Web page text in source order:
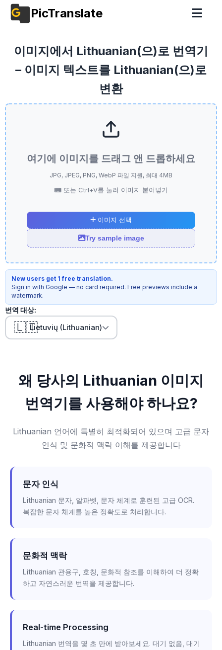
PicTranslate
이미지에서 Lithuanian(으)로 번역기
– 이미지 텍스트를 Lithuanian(으)로
변환
여기에 이미지를 드래그 앤 드롭하세요
JPG, JPEG, PNG, WebP 파일 지원, 최대 4MB
또는 Ctrl+V를 눌러 이미지 붙여넣기
이미지 선택
Try sample image
New users get 1 free translation.
Sign in with Google — no card required. Free previews include a
watermark.
번역 대상:
🇱🇹Lietuvių (Lithuanian)
왜 당사의 Lithuanian 이미지
번역기를 사용해야 하나요?
Lithuanian 언어에 특별히 최적화되어 있으며 고급 문자
인식 및 문화적 맥락 이해를 제공합니다
문자 인식
Lithuanian 문자, 알파벳, 문자 체계로 훈련된 고급 OCR.
복잡한 문자 체계를 높은 정확도로 처리합니다.
문화적 맥락
Lithuanian 관용구, 호칭, 문화적 참조를 이해하여 더 정확
하고 자연스러운 번역을 제공합니다.
Real-time Processing
Lithuanian 번역을 몇 초 만에 받아보세요. 대기 없음, 대기